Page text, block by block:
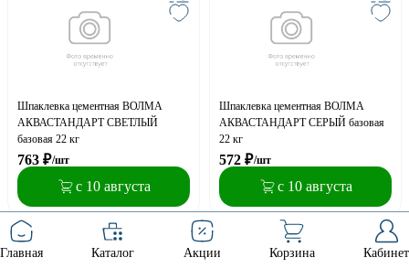
Шпаклевка цементная ВОЛМА
АКВАСТАНДАРТ СВЕТЛЫЙ
базовая 22 кг
763 ₽/шт
с 10 августа
Шпаклевка цементная ВОЛМА
АКВАСТАНДАРТ СЕРЫЙ базовая
22 кг
572 ₽/шт
с 10 августа
Главная Каталог Акции Корзина Кабинет